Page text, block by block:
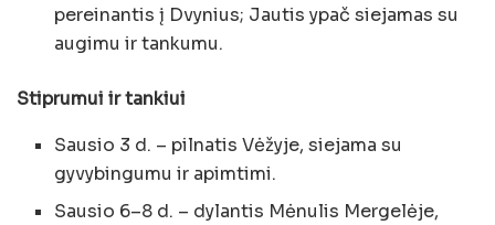
pereinantis į Dvynius; Jautis ypač siejamas su
augimu ir tankumu.
Stiprumui ir tankiui
Sausio 3 d. – pilnatis Vėžyje, siejama su
gyvybingumu ir apimtimi.
Sausio 6–8 d. – dylantis Mėnulis Mergelėje,